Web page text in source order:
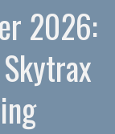
2026: